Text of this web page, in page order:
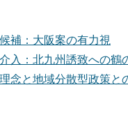
補：大阪案の有力視
入：北九州誘致への鶴
念と地域分散型政策と